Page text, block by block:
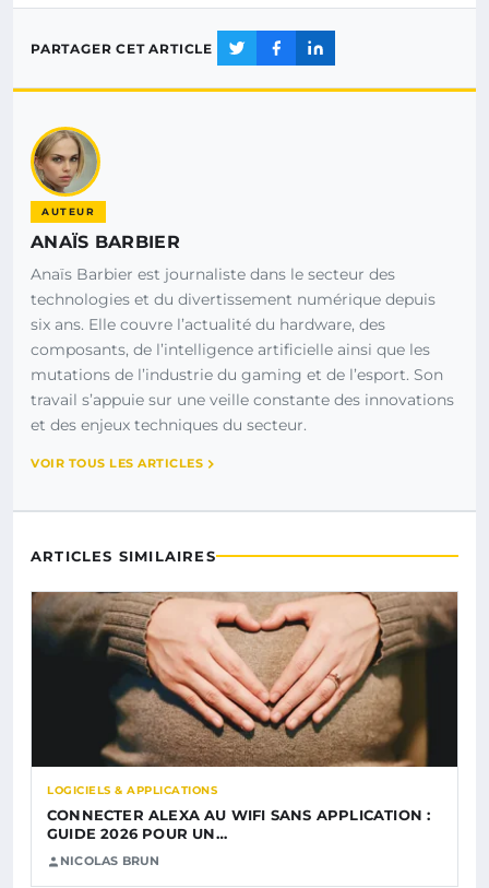
PARTAGER CET ARTICLE
AUTEUR
ANAÏS BARBIER
Anaïs Barbier est journaliste dans le secteur des
technologies et du divertissement numérique depuis
six ans. Elle couvre l’actualité du hardware, des
composants, de l’intelligence artificielle ainsi que les
mutations de l’industrie du gaming et de l’esport. Son
travail s’appuie sur une veille constante des innovations
et des enjeux techniques du secteur.
VOIR TOUS LES ARTICLES
ARTICLES SIMILAIRES
LOGICIELS & APPLICATIONS
CONNECTER ALEXA AU WIFI SANS APPLICATION :
GUIDE 2026 POUR UN…
NICOLAS BRUN